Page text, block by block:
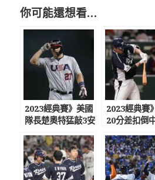
你可能還想看…
2023經典賽》美國
隊長楚奧特猛敲3安
2023經典賽
20分差扣倒
沒未來